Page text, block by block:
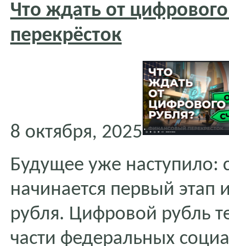
Что ждать от
перекрёсток
8 октября, 2025
Будущее уже наступило:
начинается первый этап
рубля. Цифровой рубль
части федеральных